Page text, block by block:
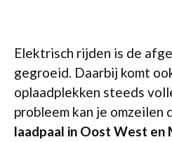
Elektrisch rijden is de
gegroeid. Daarbij komt
oplaadplekken steeds
probleem kan je omzeilen
laadpaal in Oost West en